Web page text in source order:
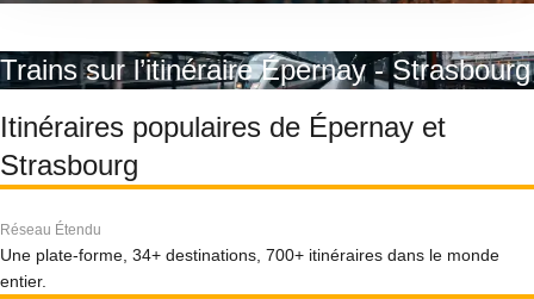
Trains sur l’itinéraire Épernay - Strasbourg
Itinéraires populaires de Épernay et
Strasbourg
Réseau Étendu
Une plate-forme, 34+ destinations, 700+ itinéraires dans le monde
entier.